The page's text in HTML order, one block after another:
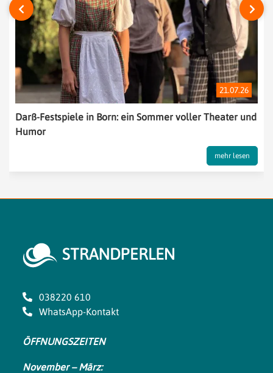
21.07.26
voller Theater und
Kurwald Wustrow: Naturerlebnis
‹ ›
038220 610
WhatsApp-Kontakt
ÖFFNUNGSZEITEN
November – März: